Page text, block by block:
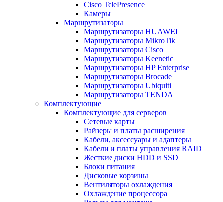
Cisco TelePresence
Камеры
Маршрутизаторы
Маршрутизаторы HUAWEI
Маршрутизаторы MikroTik
Маршрутизаторы Cisco
Маршрутизаторы Keenetic
Маршрутизаторы HP Enterprise
Маршрутизаторы Brocade
Маршрутизаторы Ubiquiti
Маршрутизаторы TENDA
Комплектующие
Комплектующие для серверов
Сетевые карты
Райзеры и платы расширения
Кабели, аксессуары и адаптеры
Кабели и платы управления RAID
Жесткие диски HDD и SSD
Блоки питания
Дисковые корзины
Вентиляторы охлаждения
Охлаждение процессора